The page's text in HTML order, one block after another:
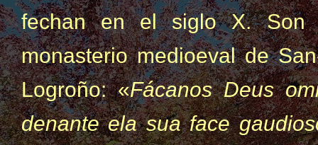
fechan en el siglo X. Son
monasterio medioeval de
Logroño: «Fácanos Deus
denante ela sua face